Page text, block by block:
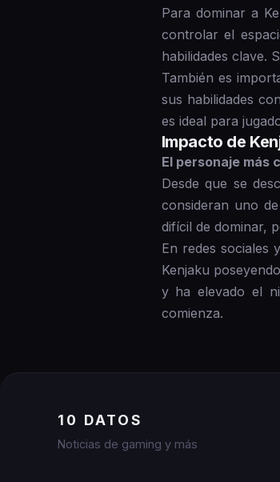
Para dominar a
controlar el
habilidades clave.
También es
sus habilidades
es ideal para
Impacto de
El personaje más
Desde que se
consideran uno
difícil de dominar,
En redes sociales
Kenjaku
y ha elevado el
comienza.
10 DATOS
Noticias de gaming y más